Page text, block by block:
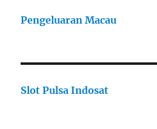
Pengeluaran Macau
Slot Pulsa Indosat